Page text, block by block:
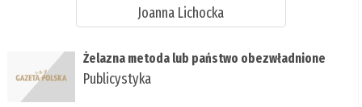
Joanna Lichocka
Żelazna metoda lub państwo obezwładnione
Publicystyka